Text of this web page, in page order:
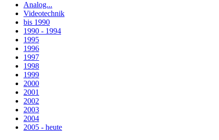
Analog...
Videotechnik
bis 1990
1990 - 1994
1995
1996
1997
1998
1999
2000
2001
2002
2003
2004
2005 - heute